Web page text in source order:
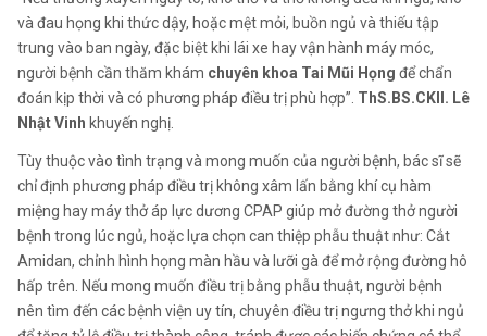
và đau họng khi thức dậy, hoặc mệt mỏi, buồn ngủ và thiếu tập
trung vào ban ngày, đặc biệt khi lái xe hay vận hành máy móc,
người bệnh cần thăm khám chuyên khoa Tai Mũi Họng để chẩn
đoán kịp thời và có phương pháp điều trị phù hợp”. ThS.BS.CKII. Lê
Nhật Vinh khuyến nghị.
Tùy thuộc vào tình trạng và mong muốn của người bệnh, bác sĩ sẽ
chỉ định phương pháp điều trị không xâm lấn bằng khí cụ hàm
miệng hay máy thở áp lực dương CPAP giúp mở đường thở người
bệnh trong lúc ngủ, hoặc lựa chọn can thiệp phẫu thuật như: Cắt
Amidan, chỉnh hình họng màn hầu và lưỡi gà để mở rộng đường hô
hấp trên. Nếu mong muốn điều trị bằng phẫu thuật, người bệnh
nên tìm đến các bệnh viện uy tín, chuyên điều trị ngưng thở khi ngủ